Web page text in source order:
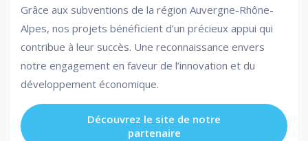
Grâce aux subventions de la région Auvergne-Rhône-
Alpes, nos projets bénéficient d’un précieux appui qui
contribue à leur succès. Une reconnaissance envers
notre engagement en faveur de l’innovation et du
développement économique.
Découvrez le site de notre
partenaire